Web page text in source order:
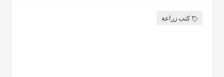
كتب زراعة